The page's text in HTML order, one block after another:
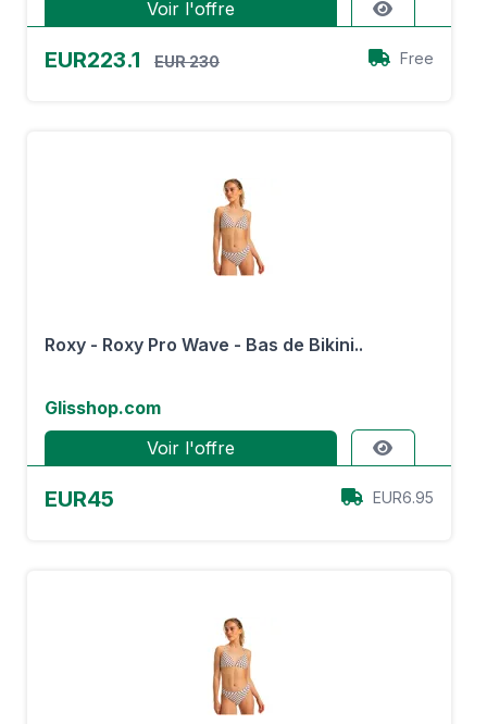
Voir l'offre
EUR223.1 EUR 230 Free
Roxy - Roxy Pro Wave - Bas de Bikini..
Glisshop.com
Voir l'offre
EUR45 EUR6.95